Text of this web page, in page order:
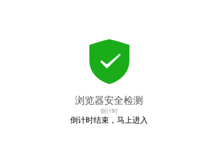
浏览器安全检测
倒计时
倒计时结束，马上进入